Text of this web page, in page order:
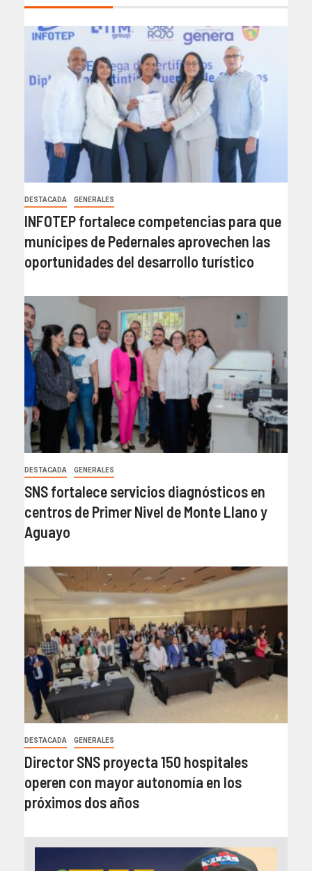
DESTACADA GENERALES
INFOTEP fortalece competencias para que
munícipes de Pedernales aprovechen las
oportunidades del desarrollo turístico
DESTACADA GENERALES
SNS fortalece servicios diagnósticos en
centros de Primer Nivel de Monte Llano y
Aguayo
DESTACADA GENERALES
Director SNS proyecta 150 hospitales
operen con mayor autonomía en los
próximos dos años